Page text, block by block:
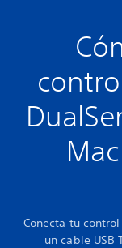
Conecta tu
un cable USB